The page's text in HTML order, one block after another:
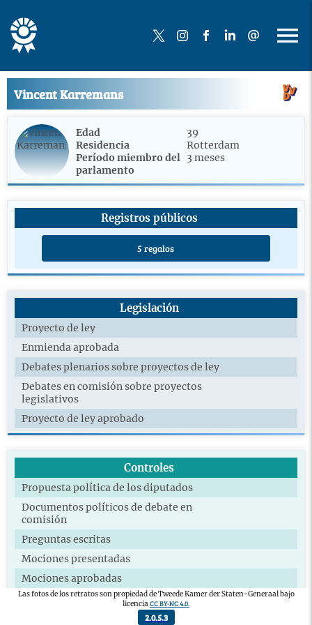
Vincent Karremans
Edad
39
Residencia
Rotterdam
Período miembro del
parlamento
3 meses
Registros públicos
5 regalos
Legislación
Proyecto de ley
Enmienda aprobada
Debates plenarios sobre proyectos de ley
Debates en comisión sobre proyectos
legislativos
Proyecto de ley aprobado
Controles
Propuesta política de los diputados
Documentos políticos de debate en
comisión
Preguntas escritas
Mociones presentadas
Mociones aprobadas
Sesión informativa técnica
Las fotos de los retratos son propiedad de Tweede Kamer der Staten-Generaal bajo
licenciaCC BY-NC 4.0.
2.0.5.3